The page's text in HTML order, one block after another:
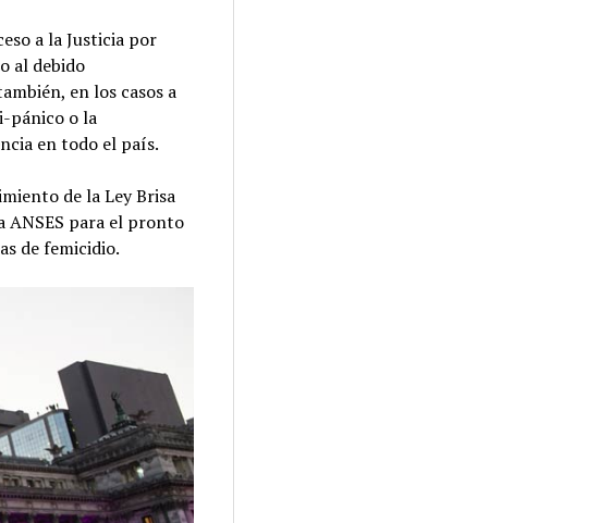
a la Justicia por
al debido
en los casos a
pánico o la
en todo el país.
de la Ley Brisa
ANSES para el pronto
de femicidio.